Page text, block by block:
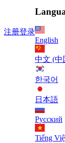
注册登录
English
中文 (中
한국어
日本語
Русский
Tiếng